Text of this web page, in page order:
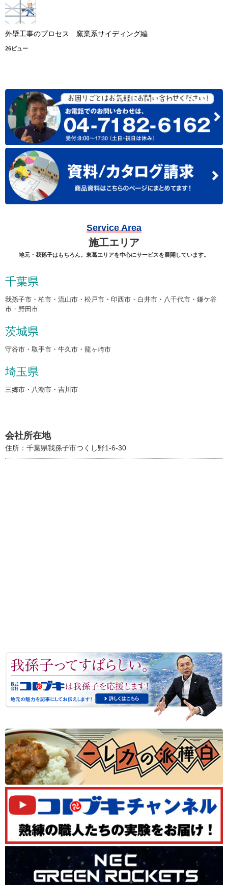
外壁工事のプロセス 窯業系サイディング編
26ビュー
Service Area
施工エリア
地元・我孫子はもちろん。東葛エリアを中心にサービスを展開しています。
千葉県
我孫子市・柏市・流山市・松戸市・印西市・白井市・八千代市・鎌ケ谷
市・野田市
茨城県
守谷市・取手市・牛久市・龍ヶ崎市
埼玉県
三郷市・八潮市・吉川市
会社所在地
住所：千葉県我孫子市つくし野1-6-30